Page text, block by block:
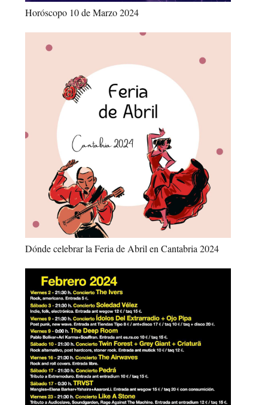
Horóscopo 10 de Marzo 2024
Dónde celebrar la Feria de Abril en Cantabria 2024